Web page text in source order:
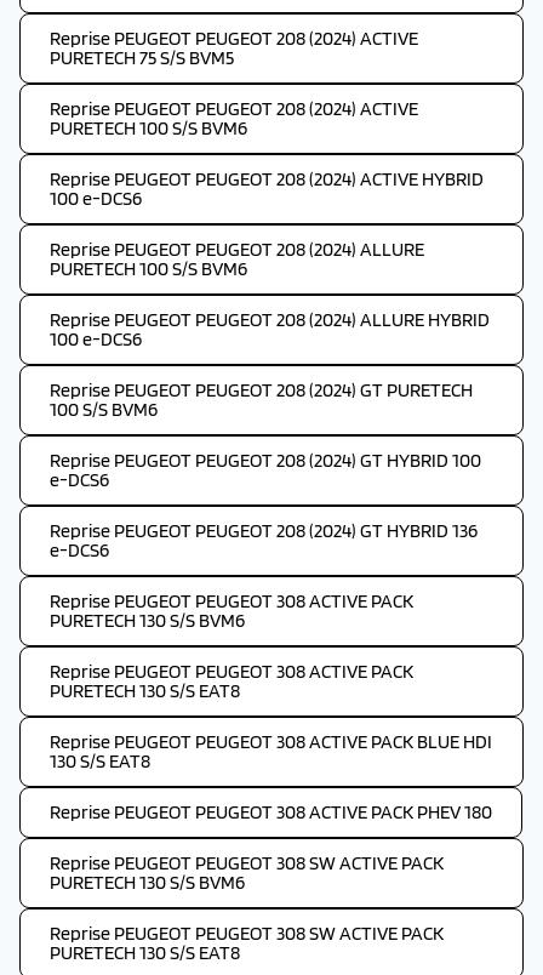
Reprise PEUGEOT PEUGEOT 208 (2024) ACTIVE
PURETECH 75 S/S BVM5
Reprise PEUGEOT PEUGEOT 208 (2024) ACTIVE
PURETECH 100 S/S BVM6
Reprise PEUGEOT PEUGEOT 208 (2024) ACTIVE HYBRID
100 e-DCS6
Reprise PEUGEOT PEUGEOT 208 (2024) ALLURE
PURETECH 100 S/S BVM6
Reprise PEUGEOT PEUGEOT 208 (2024) ALLURE HYBRID
100 e-DCS6
Reprise PEUGEOT PEUGEOT 208 (2024) GT PURETECH
100 S/S BVM6
Reprise PEUGEOT PEUGEOT 208 (2024) GT HYBRID 100
e-DCS6
Reprise PEUGEOT PEUGEOT 208 (2024) GT HYBRID 136
e-DCS6
Reprise PEUGEOT PEUGEOT 308 ACTIVE PACK
PURETECH 130 S/S BVM6
Reprise PEUGEOT PEUGEOT 308 ACTIVE PACK
PURETECH 130 S/S EAT8
Reprise PEUGEOT PEUGEOT 308 ACTIVE PACK BLUE HDI
130 S/S EAT8
Reprise PEUGEOT PEUGEOT 308 ACTIVE PACK PHEV 180
Reprise PEUGEOT PEUGEOT 308 SW ACTIVE PACK
PURETECH 130 S/S BVM6
Reprise PEUGEOT PEUGEOT 308 SW ACTIVE PACK
PURETECH 130 S/S EAT8